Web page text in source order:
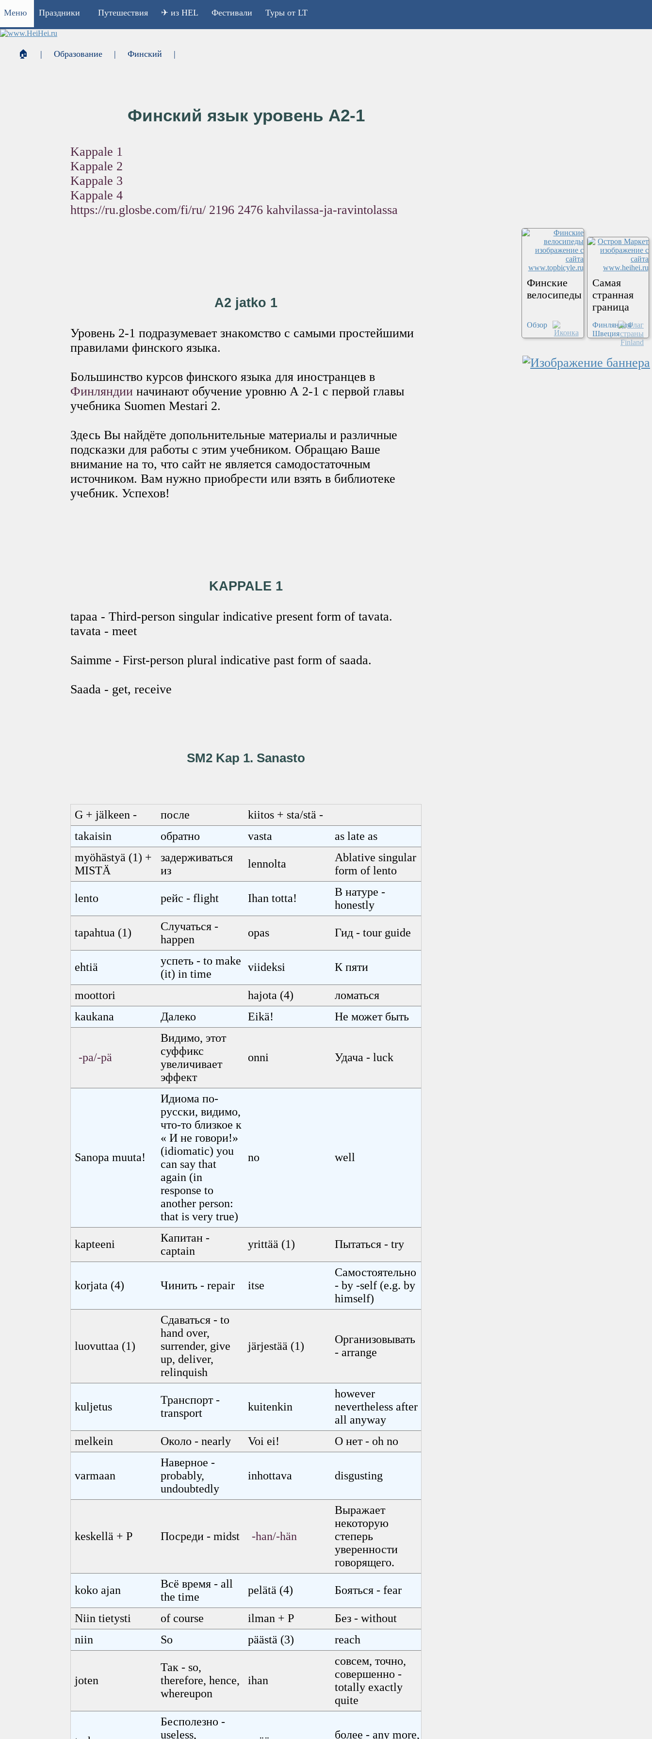
Финские
велосипеды
Обзор
Самая
странная
граница
Финляндия/
Швеция
Меню Праздники Путешествия ✈ из HEL Фестивали Туры от LT
🏠 | Образование | Финский |
Финский язык уровень А2-1
Kappale 1
Kappale 2
Kappale 3
Kappale 4
https://ru.glosbe.com/fi/ru/ 2196 2476 kahvilassa-ja-ravintolassa
A2 jatko 1
Уровень 2-1 подразумевает знакомство с самыми простейшими
правилами финского языка.
Большинство курсов финского языка для иностранцев в
Финляндии начинают обучение уровню А 2-1 с первой главы
учебника Suomen Mestari 2.
Здесь Вы найдёте допольнительные материалы и различные
подсказки для работы с этим учебником. Обращаю Ваше
внимание на то, что сайт не является самодостаточным
источником. Вам нужно приобрести или взять в библиотеке
учебник. Успехов!
KAPPALE 1
tapaa - Third-person singular indicative present form of tavata.
tavata - meet
Saimme - First-person plural indicative past form of saada.
Saada - get, receive
SM2 Kap 1. Sanasto
G + jälkeen - после
kiitos + sta/stä -
takaisin
обратно vasta
as late as
myöhästyä (1) +
MISTÄ
задерживаться
из
lennolta
Ablative singular
form of lento
lento рейс - flight Ihan totta!
В натуре -
honestly
tapahtua (1)
Случаться -
happen
opas Гид - tour guide
ehtiä
успеть - to make
(it) in time
viideksi К пяти
moottori hajota (4)
ломаться
kaukana
Далеко Eikä! Не может быть
-pa/-pä
Видимо, этот
суффикс
увеличивает
эффект
onni Удача - luck
Sanopa muuta!
Идиома по-
русски, видимо,
что-то близкое к
« И не говори!»
(idiomatic) you
can say that
again (in
response to
another person:
that is very true)
no well
kapteeni
Капитан -
captain
yrittää (1) Пытаться - try
korjata (4) Чинить - repair itse
Самостоятельно
- by -self (e.g. by
himself)
luovuttaa (1)
Сдаваться - to
hand over,
surrender, give
up, deliver,
relinquish
järjestää (1)
Организовывать
- arrange
kuljetus
Транспорт -
transport
kuitenkin
however
nevertheless after
all anyway
melkein
Около - nearly Voi ei! О нет - oh no
varmaan
Наверное -
probably,
undoubtedly
inhottava disgusting
keskellä + P Посреди - midst -han/-hän
Выражает
некоторую
степерь
уверенности
говорящего.
koko ajan
Всё время - all
the time
pelätä (4) Бояться - fear
Niin tietysti of course ilman + P
Без - without
niin
So päästä (3) reach
joten
Так - so,
therefore, hence,
whereupon
ihan
совсем, точно,
совершенно -
totally exactly
quite
Бесполезно -
useless,
более - any more,